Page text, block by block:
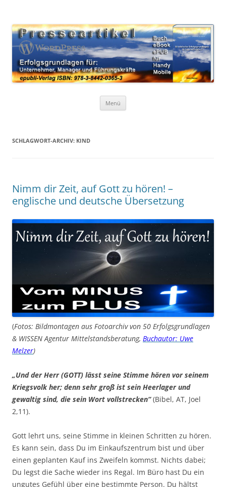
Erfolgsgrundlagen
Menü
SCHLAGWORT-ARCHIV: KIND
Nimm dir Zeit, auf Gott zu hören! –
englische und deutsche Übersetzung
(Fotos: Bildmontagen aus Fotoarchiv von 50 Erfolgsgrundlagen
& WISSEN Agentur Mittelstandsberatung, Buchautor: Uwe
Melzer)
„Und der Herr (GOTT) lässt seine Stimme hören vor seinem
Kriegsvolk her; denn sehr groß ist sein Heerlager und
gewaltig sind, die sein Wort vollstrecken“(Bibel, AT, Joel
2,11).
Gott lehrt uns, seine Stimme in kleinen Schritten zu hören.
Es kann sein, dass Du im Einkaufszentrum bist und über
einen geplanten Kauf ins Zweifeln kommst. Nichts dabei;
Du legst die Sache wieder ins Regal. Im Büro hast Du ein
ungutes Gefühl über eine bestimmte Person. Du hältst